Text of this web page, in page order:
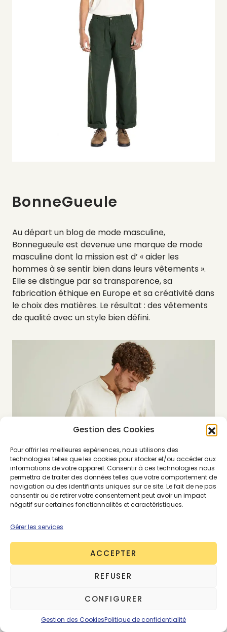
Gestion des Cookies
Pour offrir les meilleures expériences, nous utilisons des
technologies telles que les cookies pour stocker et/ou accéder aux
informations de votre appareil. Consentir à ces technologies nous
permettra de traiter des données telles que votre comportement de
navigation ou des identifiants uniques sur ce site. Le fait de ne pas
consentir ou de retirer votre consentement peut avoir un impact
négatif sur certaines fonctionnalités et caractéristiques.
Gérer les services
ACCEPTER
REFUSER
CONFIGURER
Gestion des CookiesPolitique de confidentialité
BonneGueule
Au départ un blog de mode masculine,
Bonnegueule est devenue une marque de mode
masculine dont la mission est d’ « aider les
hommes à se sentir bien dans leurs vêtements ».
Elle se distingue par sa transparence, sa
fabrication éthique en Europe et sa créativité dans
le choix des matières. Le résultat : des vêtements
de qualité avec un style bien défini.